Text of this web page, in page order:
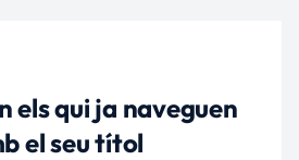
els qui ja naveguen
el seu títol